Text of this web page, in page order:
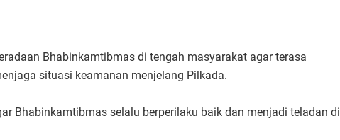
Bhabinkamtibmas di tengah masyarakat agar terasa
situasi keamanan menjelang Pilkada.
Bhabinkamtibmas selalu berperilaku baik dan menjadi teladan di